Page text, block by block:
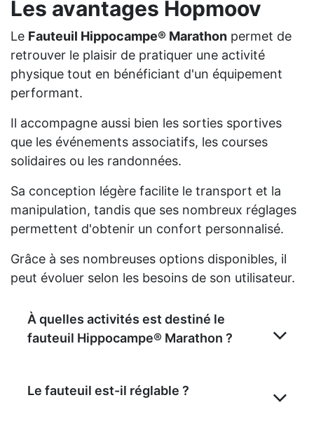
Les avantages Hopmoov
Le Fauteuil Hippocampe® Marathon permet de
retrouver le plaisir de pratiquer une activité
physique tout en bénéficiant d'un équipement
performant.
Il accompagne aussi bien les sorties sportives
que les événements associatifs, les courses
solidaires ou les randonnées.
Sa conception légère facilite le transport et la
manipulation, tandis que ses nombreux réglages
permettent d'obtenir un confort personnalisé.
Grâce à ses nombreuses options disponibles, il
peut évoluer selon les besoins de son utilisateur.
À quelles activités est destiné le
fauteuil Hippocampe® Marathon ?
Le fauteuil est-il réglable ?